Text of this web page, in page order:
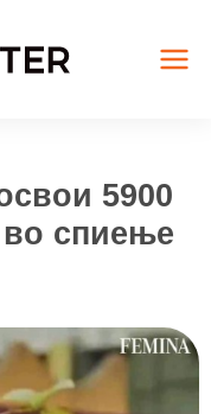
5900
спиење